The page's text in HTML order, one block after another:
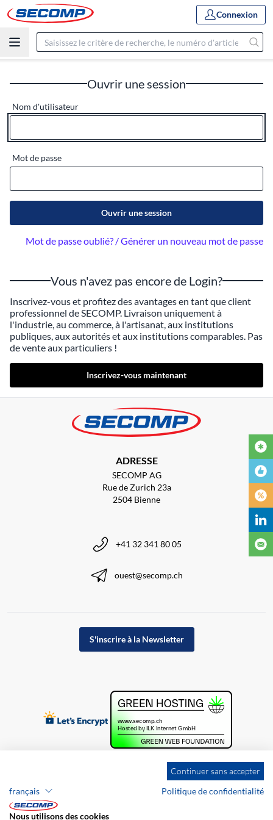
Connexion
Ouvrir une session
Nom d'utilisateur
Mot de passe
Ouvrir une session
Mot de passe oublié? / Générer un nouveau mot de passe
Vous n'avez pas encore de Login?
Inscrivez-vous et profitez des avantages en tant que client
professionnel de SECOMP. Livraison uniquement à
l'industrie, au commerce, à l'artisanat, aux institutions
publiques, aux autorités et aux institutions comparables. Pas
de vente aux particuliers !
Inscrivez-vous maintenant
ADRESSE
SECOMP AG
Rue de Zurich 23a
2504 Bienne
+41 32 341 80 05
ouest@secomp.ch
S'inscrire à la Newsletter
Continuer sans accepter
français
Politique de confidentialité
Nous utilisons des cookies